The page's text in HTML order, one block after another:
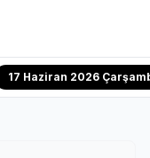
17 Haziran 2026